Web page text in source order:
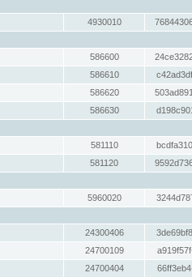
4930010
586600
586610
586620
586630
581110
581120
5960020
24300406
24700109
24700404